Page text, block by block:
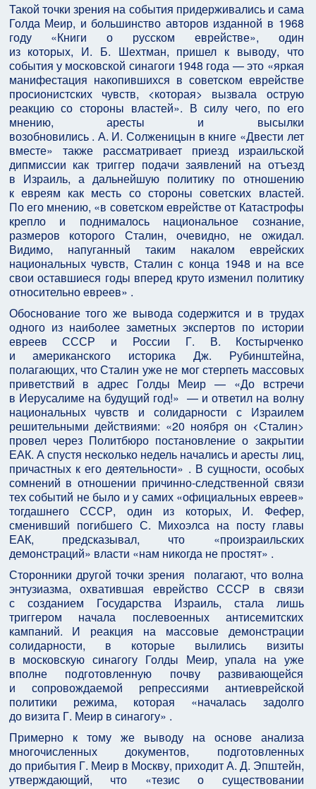
Такой точки зрения на события придерживались и сама
Голда Меир, и большинство авторов изданной в 1968
году «Книги о русском еврействе», один
из которых, И. Б. Шехтман, пришел к выводу, что
события у московской синагоги 1948 года — это «яркая
манифестация накопившихся в советском еврействе
просионистских чувств, <которая> вызвала острую
реакцию со стороны властей». В силу чего, по его
мнению, аресты и высылки
возобновились . А. И. Солженицын в книге «Двести лет
вместе» также рассматривает приезд израильской
дипмиссии как триггер подачи заявлений на отъезд
в Израиль, а дальнейшую политику по отношению
к евреям как месть со стороны советских властей.
По его мнению, «в советском еврействе от Катастрофы
крепло и поднималось национальное сознание,
размеров которого Сталин, очевидно, не ожидал.
Видимо, напуганный таким накалом еврейских
национальных чувств, Сталин с конца 1948 и на все
свои оставшиеся годы вперед круто изменил политику
относительно евреев» .
Обоснование того же вывода содержится и в трудах
одного из наиболее заметных экспертов по истории
евреев СССР и России Г. В. Костырченко
и американского историка Дж. Рубинштейна,
полагающих, что Сталин уже не мог стерпеть массовых
приветствий в адрес Голды Меир — «До встречи
в Иерусалиме на будущий год!» — и ответил на волну
национальных чувств и солидарности с Израилем
решительными действиями: «20 ноября он <Сталин>
провел через Политбюро постановление о закрытии
ЕАК. А спустя несколько недель начались и аресты лиц,
причастных к его деятельности» . В сущности, особых
сомнений в отношении причинно‑следственной связи
тех событий не было и у самих «официальных евреев»
тогдашнего СССР, один из которых, И. Фефер,
сменивший погибшего С. Михоэлса на посту главы
ЕАК, предсказывал, что «произраильских
демонстраций» власти «нам никогда не простят» .
Сторонники другой точки зрения полагают, что волна
энтузиазма, охватившая еврейство СССР в связи
с созданием Государства Израиль, стала лишь
триггером начала послевоенных антисемитских
кампаний. И реакция на массовые демонстрации
солидарности, в которые вылились визиты
в московскую синагогу Голды Меир, упала на уже
вполне подготовленную почву развивающейся
и сопровождаемой репрессиями антиеврейской
политики режима, которая «началась задолго
до визита Г. Меир в синагогу» .
Примерно к тому же выводу на основе анализа
многочисленных документов, подготовленных
до прибытия Г. Меир в Москву, приходит А. Д. Эпштейн,
утверждающий, что «тезис о существовании